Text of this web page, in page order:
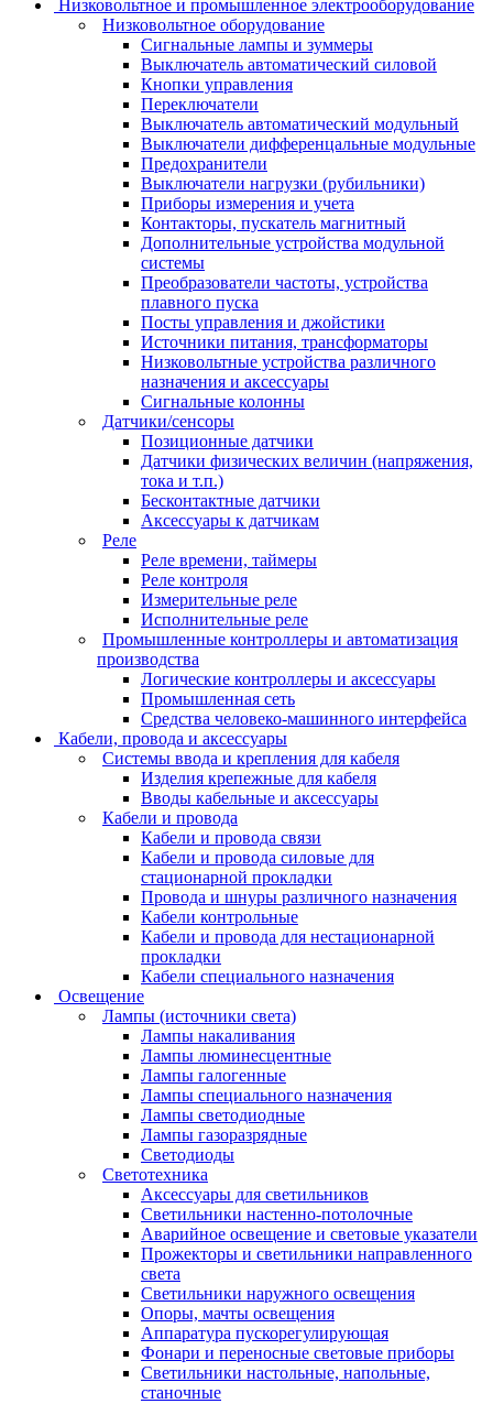
Низковольтное и промышленное электрооборудование
Низковольтное оборудование
Сигнальные лампы и зуммеры
Выключатель автоматический силовой
Кнопки управления
Переключатели
Выключатель автоматический модульный
Выключатели дифференцальные модульные
Предохранители
Выключатели нагрузки (рубильники)
Приборы измерения и учета
Контакторы, пускатель магнитный
Дополнительные устройства модульной
системы
Преобразователи частоты, устройства
плавного пуска
Посты управления и джойстики
Источники питания, трансформаторы
Низковольтные устройства различного
назначения и аксессуары
Сигнальные колонны
Датчики/сенсоры
Позиционные датчики
Датчики физических величин (напряжения,
тока и т.п.)
Бесконтактные датчики
Аксессуары к датчикам
Реле
Реле времени, таймеры
Реле контроля
Измерительные реле
Исполнительные реле
Промышленные контроллеры и автоматизация
производства
Логические контроллеры и аксессуары
Промышленная сеть
Средства человеко-машинного интерфейса
Кабели, провода и аксессуары
Системы ввода и крепления для кабеля
Изделия крепежные для кабеля
Вводы кабельные и аксессуары
Кабели и провода
Кабели и провода связи
Кабели и провода силовые для
стационарной прокладки
Провода и шнуры различного назначения
Кабели контрольные
Кабели и провода для нестационарной
прокладки
Кабели специального назначения
Освещение
Лампы (источники света)
Лампы накаливания
Лампы люминесцентные
Лампы галогенные
Лампы специального назначения
Лампы светодиодные
Лампы газоразрядные
Светодиоды
Светотехника
Аксессуары для светильников
Светильники настенно-потолочные
Аварийное освещение и световые указатели
Прожекторы и светильники направленного
света
Светильники наружного освещения
Опоры, мачты освещения
Аппаратура пускорегулирующая
Фонари и переносные световые приборы
Светильники настольные, напольные,
станочные